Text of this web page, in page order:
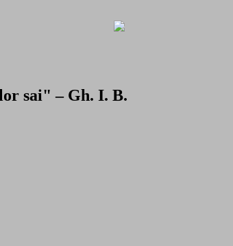
sai" – Gh. I. B.